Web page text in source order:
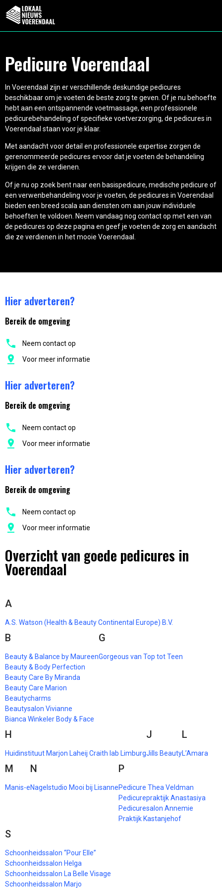
Pedicure Voerendaal
In Voerendaal zijn er verschillende deskundige pedicures
beschikbaar om je voeten de beste zorg te geven. Of je nu behoefte
hebt aan een ontspannende voetmassage, een professionele
pedicurebehandeling of specifieke voetverzorging, de pedicures in
Voerendaal staan voor je klaar.
Met aandacht voor detail en professionele expertise zorgen de
gerenommeerde pedicures ervoor dat je voeten de behandeling
krijgen die ze verdienen.
Of je nu op zoek bent naar een basispedicure, medische pedicure of
een verwenbehandeling voor je voeten, de pedicures in Voerendaal
bieden een breed scala aan diensten om aan jouw individuele
behoeften te voldoen. Neem vandaag nog contact op met een van
de pedicures op deze pagina en geef je voeten de zorg en aandacht
die ze verdienen in het mooie Voerendaal.
Hier adverteren?
Bereik de omgeving
Neem contact op
Voor meer informatie
Hier adverteren?
Bereik de omgeving
Neem contact op
Voor meer informatie
Hier adverteren?
Bereik de omgeving
Neem contact op
Voor meer informatie
Overzicht van goede pedicures in
Voerendaal
A
A.S. Watson (Health & Beauty Continental Europe) B.V.
B
Beauty & Balance by Maureen
Beauty & Body Perfection
Beauty Care By Miranda
Beauty Care Marion
Beautycharms
Beautysalon Vivianne
Bianca Winkeler Body & Face
G
Gorgeous van Top tot Teen
H
Huidinstituut Marjon Laheij Craith lab Limburg
J
Jills Beauty
L
L’Amara
M
Manis-e
N
Nagelstudio Mooi bij Lisanne
P
Pedicure Thea Veldman
Pedicurepraktijk Anastasiya
Pedicuresalon Annemie
Praktijk Kastanjehof
S
Schoonheidssalon “Pour Elle”
Schoonheidssalon Helga
Schoonheidssalon La Belle Visage
Schoonheidssalon Marjo